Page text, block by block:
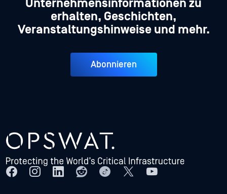
Unternehmensinformationen zu
erhalten, Geschichten,
Veranstaltungshinweise und mehr.
Abonnieren